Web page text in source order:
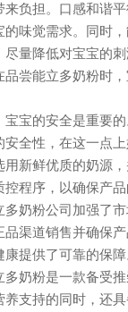
来负担。口感和谐
的味觉需求。同时
尽量降低对宝宝的
品尝能立多奶粉时
宝的安全是重要的
安全性，在这一点
用新鲜优质的奶源
控程序，以确保产
多奶粉公司加强了
渠道销售并确保产
提供了可靠的保障
奶粉是一款备受推
支持的同时，还